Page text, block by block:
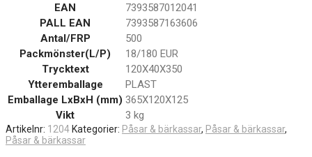
EAN
7393587012041
PALL EAN
7393587163606
Antal/FRP
500
Packmönster(L/P)
18/180 EUR
Trycktext
120X40X350
Ytteremballage
PLAST
Emballage LxBxH (mm) 365X120X125
Vikt
3 kg
Artikelnr: 1204Kategorier: Påsar & bärkassar, Påsar & bärkassar,
Påsar & bärkassar